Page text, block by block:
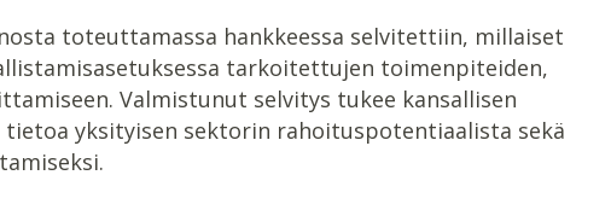
toteuttamassa hankkeessa selvitettiin, millaiset
tarkoitettujen toimenpiteiden,
Valmistunut selvitys tukee kansallisen
yksityisen sektorin rahoituspotentiaalista sekä